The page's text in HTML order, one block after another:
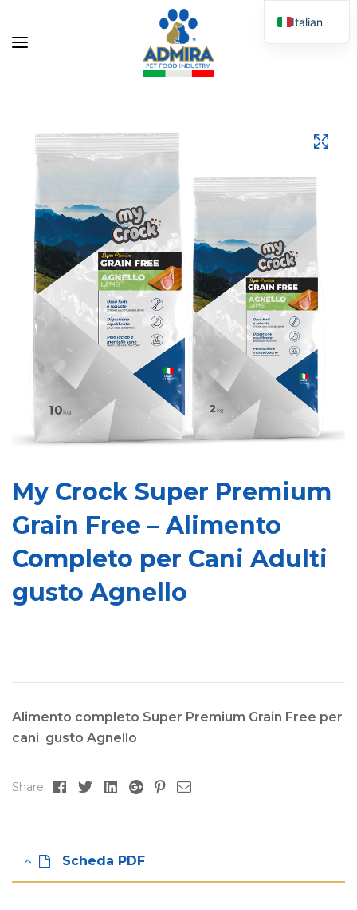
My Crock Super Premium
Grain Free – Alimento
Completo per Cani Adulti
gusto Agnello
Alimento completo Super Premium Grain Free per
cani gusto Agnello
Share: Facebook
TwitterLinkedin
Google+Pinterest
Email
Scheda PDF
Italian